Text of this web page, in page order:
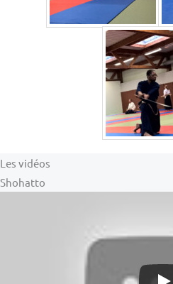
Les vidéos
Shohatto